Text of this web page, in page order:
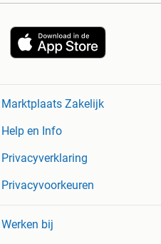
Marktplaats Zakelijk
Help en Info
Privacyverklaring
Privacyvoorkeuren
Werken bij